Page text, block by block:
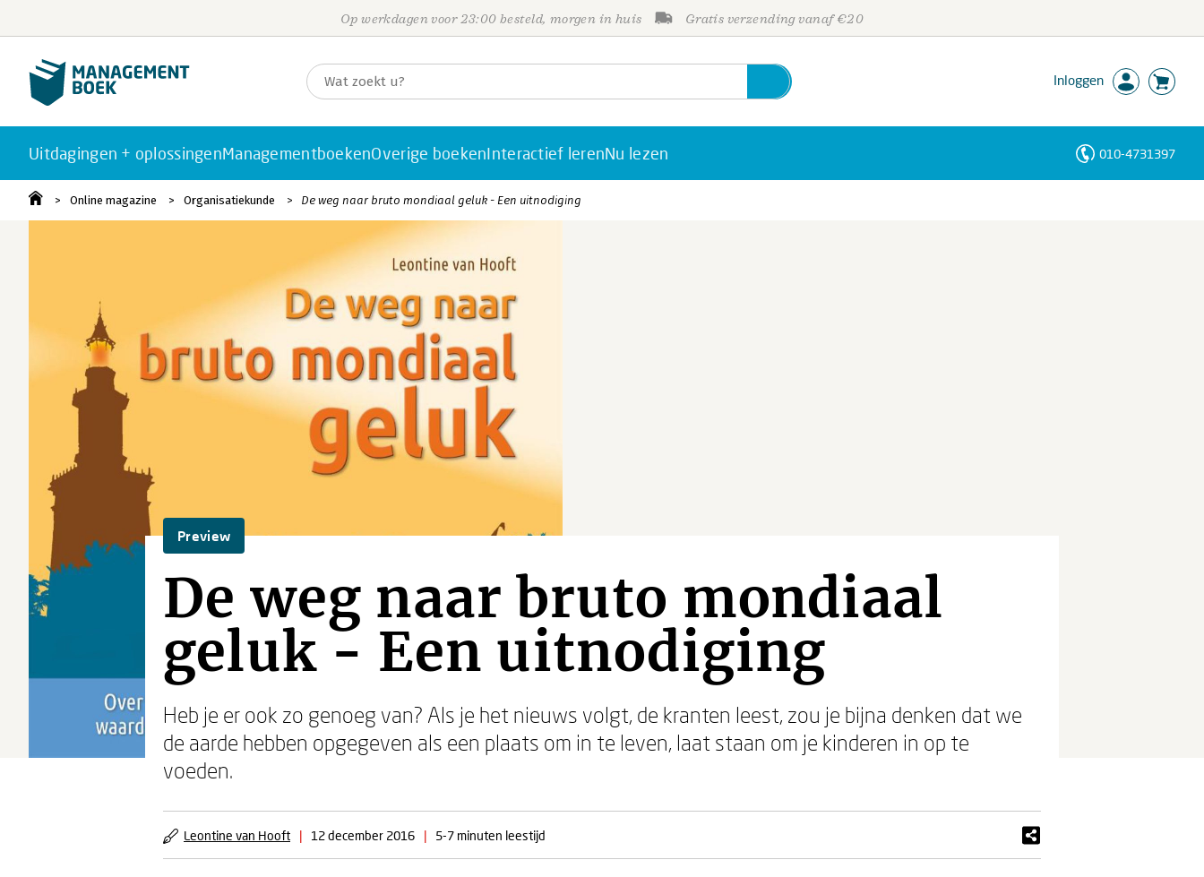
Op werkdagen voor 23:00 besteld, morgen in huis Gratis verzending vanaf €20
Inloggen
Uitdagingen + oplossingenManagementboekenOverige boekenInteractief lerenNu lezen 010-4731397
Online magazine Organisatiekunde De weg naar bruto mondiaal geluk - Een uitnodiging
Preview
De weg naar bruto mondiaal
geluk - Een uitnodiging
Heb je er ook zo genoeg van? Als je het nieuws volgt, de kranten leest, zou je bijna denken dat we
de aarde hebben opgegeven als een plaats om in te leven, laat staan om je kinderen in op te
voeden.
Leontine van Hooft | 12 december 2016 | 5-7 minuten leestijd
Personen